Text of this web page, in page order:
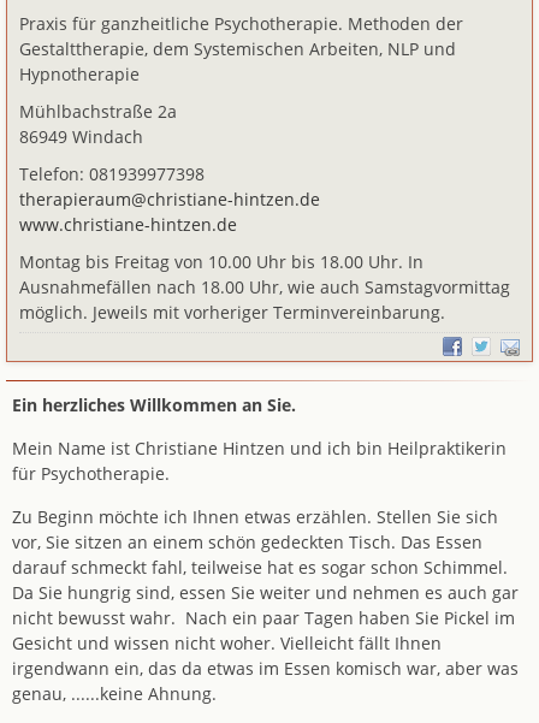
Praxis für ganzheitliche Psychotherapie. Methoden der
Gestalttherapie, dem Systemischen Arbeiten, NLP und
Hypnotherapie
Mühlbachstraße 2a
86949 Windach
Telefon: 081939977398
therapieraum@christiane-hintzen.de
www.christiane-hintzen.de
Montag bis Freitag von 10.00 Uhr bis 18.00 Uhr. In
Ausnahmefällen nach 18.00 Uhr, wie auch Samstagvormittag
möglich. Jeweils mit vorheriger Terminvereinbarung.
Ein herzliches Willkommen an Sie.
Mein Name ist Christiane Hintzen und ich bin Heilpraktikerin
für Psychotherapie.
Zu Beginn möchte ich Ihnen etwas erzählen. Stellen Sie sich
vor, Sie sitzen an einem schön gedeckten Tisch. Das Essen
darauf schmeckt fahl, teilweise hat es sogar schon Schimmel.
Da Sie hungrig sind, essen Sie weiter und nehmen es auch gar
nicht bewusst wahr. Nach ein paar Tagen haben Sie Pickel im
Gesicht und wissen nicht woher. Vielleicht fällt Ihnen
irgendwann ein, das da etwas im Essen komisch war, aber was
genau, ......keine Ahnung.